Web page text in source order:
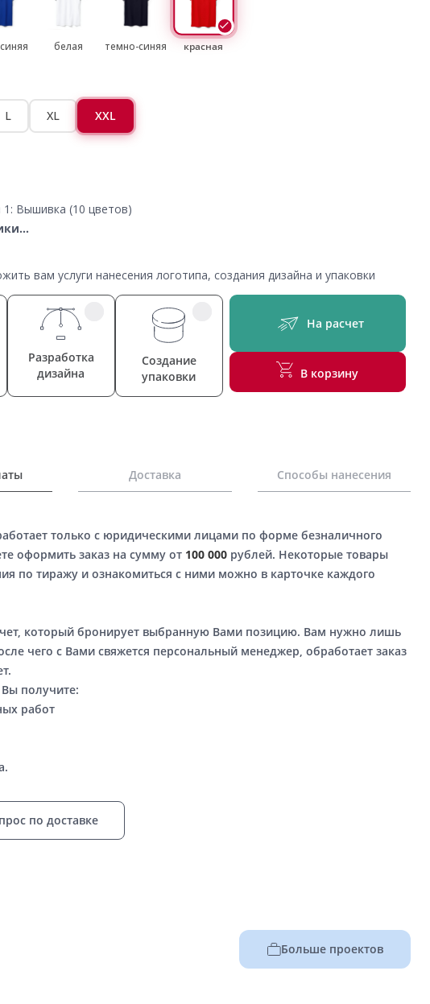
белая темно-синяя красная
L XL XXL
Вышивка (10 цветов)
вам услуги нанесения логотипа, создания дизайна и упаковки
Разработка
дизайна
Создание
упаковки
На расчет
В корзину
Доставка Способы нанесения
только с юридическими лицами по форме безналичного
оформить заказ на сумму от 100 000рублей. Некоторые товары
по тиражу и ознакомиться с ними можно в карточке каждого
который бронирует выбранную Вами позицию. Вам нужно лишь
чего с Вами свяжется персональный менеджер, обработает заказ
Вы получите:
работ
по доставке
Больше проектов